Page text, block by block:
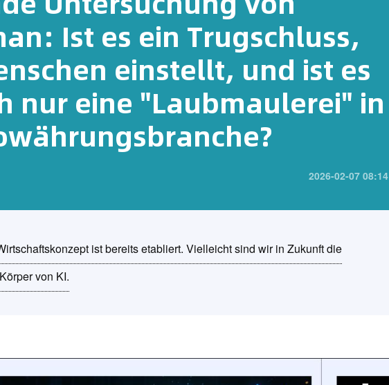
Ist es ein Trugschluss,
einstellt, und ist es
nur eine "Laubmaulerei" in
2026-02-07 08:14
ist bereits etabliert. Vielleicht sind wir in Zukunft die
von KI.